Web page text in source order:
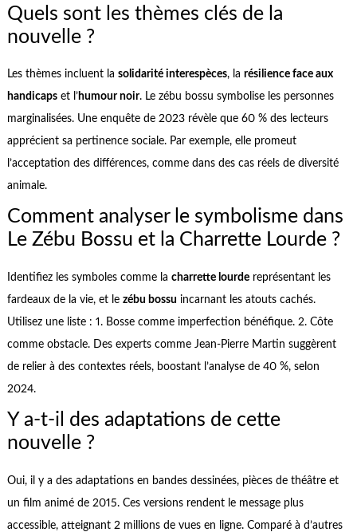
Quels sont les thèmes clés de la
nouvelle ?
Les thèmes incluent la solidarité interespèces, la résilience face aux
handicapset l’humour noir. Le zébu bossu symbolise les personnes
marginalisées. Une enquête de 2023 révèle que 60 % des lecteurs
apprécient sa pertinence sociale. Par exemple, elle promeut
l’acceptation des différences, comme dans des cas réels de diversité
animale.
Comment analyser le symbolisme dans
Le Zébu Bossu et la Charrette Lourde ?
Identifiez les symboles comme la charrette lourdereprésentant les
fardeaux de la vie, et le zébu bossu incarnant les atouts cachés.
Utilisez une liste : 1. Bosse comme imperfection bénéfique. 2. Côte
comme obstacle. Des experts comme Jean-Pierre Martin suggèrent
de relier à des contextes réels, boostant l’analyse de 40 %, selon
2024.
Y a-t-il des adaptations de cette
nouvelle ?
Oui, il y a des adaptations en bandes dessinées, pièces de théâtre et
un film animé de 2015. Ces versions rendent le message plus
accessible, atteignant 2 millions de vues en ligne. Comparé à d’autres